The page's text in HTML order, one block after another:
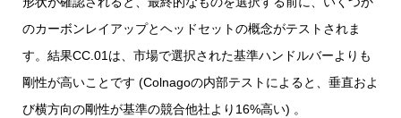
のカーボンレイアップとヘッドセットの概念がテストされま
す。結果CC.01は、市場で選択された基準ハンドルバーよりも
剛性が高いことです (Colnagoの内部テストによると、垂直およ
び横方向の剛性が基準の競合他社より16%高い) 。